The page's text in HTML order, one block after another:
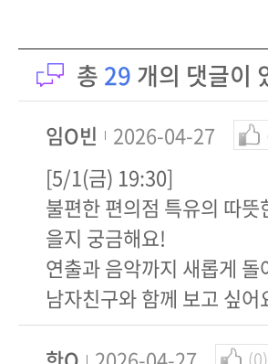
총 29 개의 댓글이
임O빈 2026-04-27
[5/1(금) 19:30]
불편한 편의점 특유의 따
을지 궁금해요!
연출과 음악까지 새롭게
남자친구와 함께 보고 싶어
(0)